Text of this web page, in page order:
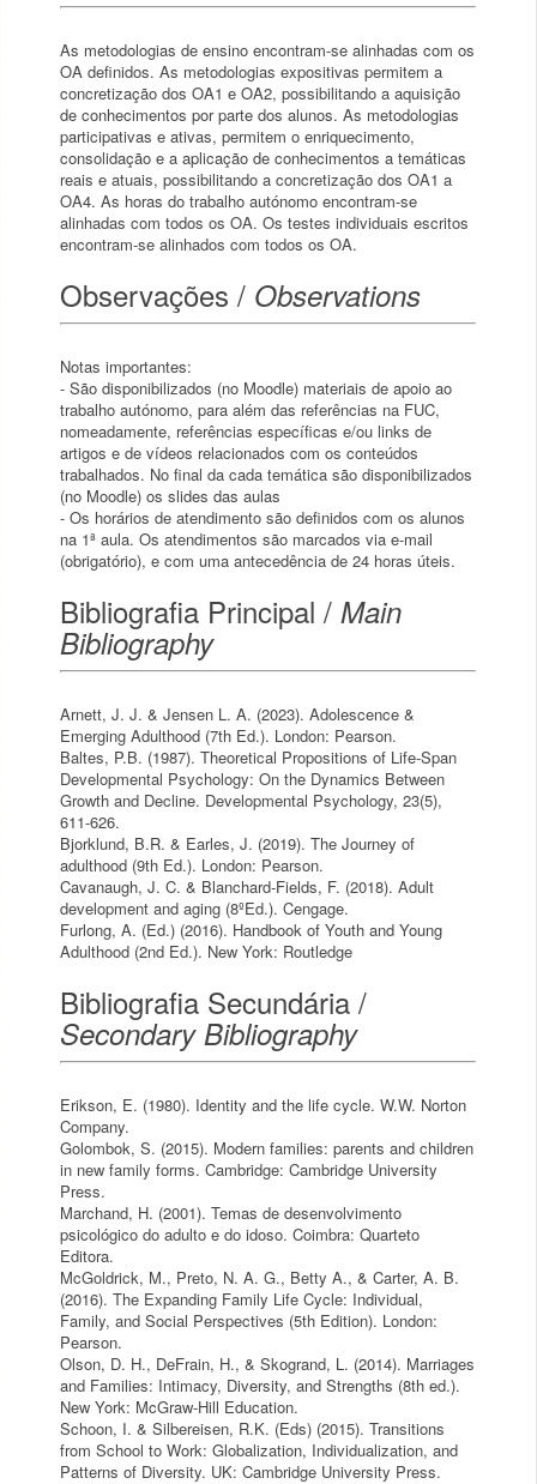
As metodologias de ensino encontram-se alinhadas com os
OA definidos. As metodologias expositivas permitem a
concretização dos OA1 e OA2, possibilitando a aquisição
de conhecimentos por parte dos alunos. As metodologias
participativas e ativas, permitem o enriquecimento,
consolidação e a aplicação de conhecimentos a temáticas
reais e atuais, possibilitando a concretização dos OA1 a
OA4. As horas do trabalho autónomo encontram-se
alinhadas com todos os OA. Os testes individuais escritos
encontram-se alinhados com todos os OA.
Observações / Observations
Notas importantes:
- São disponibilizados (no Moodle) materiais de apoio ao
trabalho autónomo, para além das referências na FUC,
nomeadamente, referências específicas e/ou links de
artigos e de vídeos relacionados com os conteúdos
trabalhados. No final da cada temática são disponibilizados
(no Moodle) os slides das aulas
- Os horários de atendimento são definidos com os alunos
na 1ª aula. Os atendimentos são marcados via e-mail
(obrigatório), e com uma antecedência de 24 horas úteis.
Bibliografia Principal / Main
Bibliography
Arnett, J. J. & Jensen L. A. (2023). Adolescence &
Emerging Adulthood (7th Ed.). London: Pearson.
Baltes, P.B. (1987). Theoretical Propositions of Life-Span
Developmental Psychology: On the Dynamics Between
Growth and Decline. Developmental Psychology, 23(5),
611-626.
Bjorklund, B.R. & Earles, J. (2019). The Journey of
adulthood (9th Ed.). London: Pearson.
Cavanaugh, J. C. & Blanchard-Fields, F. (2018). Adult
development and aging (8ºEd.). Cengage.
Furlong, A. (Ed.) (2016). Handbook of Youth and Young
Adulthood (2nd Ed.). New York: Routledge
Bibliografia Secundária /
Secondary Bibliography
Erikson, E. (1980). Identity and the life cycle. W.W. Norton
Company.
Golombok, S. (2015). Modern families: parents and children
in new family forms. Cambridge: Cambridge University
Press.
Marchand, H. (2001). Temas de desenvolvimento
psicológico do adulto e do idoso. Coimbra: Quarteto
Editora.
McGoldrick, M., Preto, N. A. G., Betty A., & Carter, A. B.
(2016). The Expanding Family Life Cycle: Individual,
Family, and Social Perspectives (5th Edition). London:
Pearson.
Olson, D. H., DeFrain, H., & Skogrand, L. (2014). Marriages
and Families: Intimacy, Diversity, and Strengths (8th ed.).
New York: McGraw-Hill Education.
Schoon, I. & Silbereisen, R.K. (Eds) (2015). Transitions
from School to Work: Globalization, Individualization, and
Patterns of Diversity. UK: Cambridge University Press.